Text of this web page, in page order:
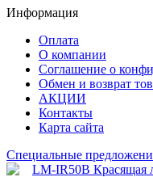
Информация
Оплата
О компании
Соглашение о
Обмен и возврат
АКЦИИ
Контакты
Карта сайта
Специальные